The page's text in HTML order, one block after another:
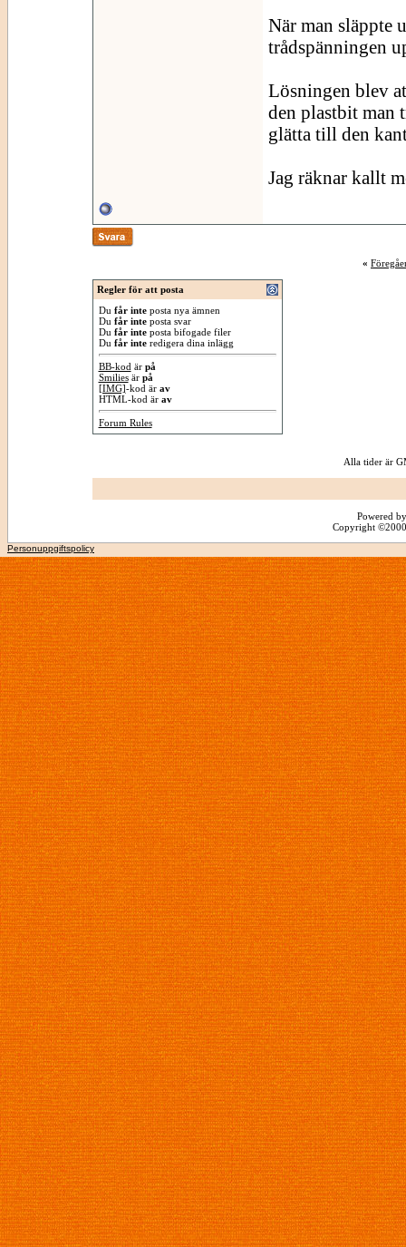
När man släppte
trådspänningen
Lösningen blev
den plastbit man
glätta till den
Jag räknar kallt
«
Regler för att posta
Du får inteposta nya ämnen
Du får inteposta svar
Du får inteposta bifogade filer
Du får interedigera dina inlägg
BB-kod är på
Smiliesär på
[IMG]-kod är av
HTML-kod är av
Forum Rules
Alla tider är
Powered
Copyright
Personuppgiftspolicy